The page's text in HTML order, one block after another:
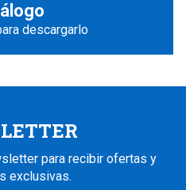
descargarlo
para recibir ofertas y
exclusivas.